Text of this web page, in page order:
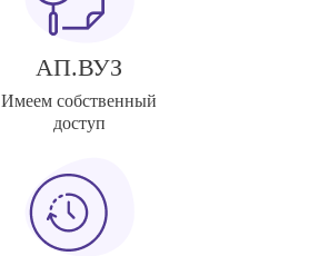
АП.ВУЗ
Имеем собственный
доступ